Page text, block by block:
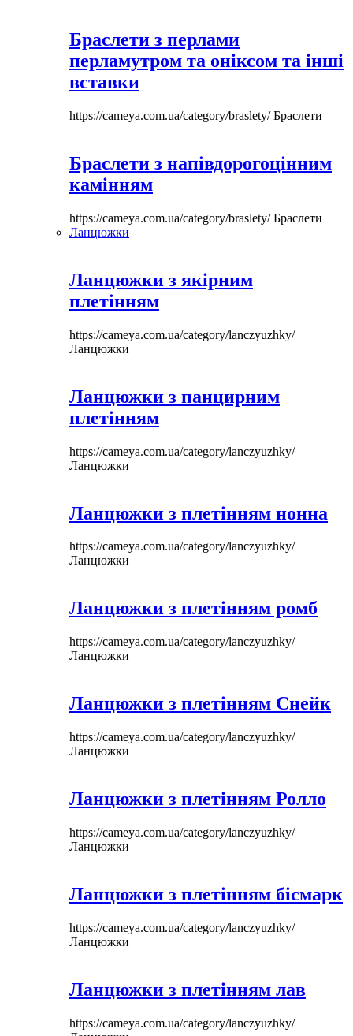
Браслети з перлами
перламутром та оніксом та інші
вставки
https://cameya.com.ua/category/braslety/Браслети
Браслети з напівдорогоцінним
камінням
https://cameya.com.ua/category/braslety/Браслети
Ланцюжки
Ланцюжки з якірним
плетінням
https://cameya.com.ua/category/lanczyuzhky/
Ланцюжки
Ланцюжки з панцирним
плетінням
https://cameya.com.ua/category/lanczyuzhky/
Ланцюжки
Ланцюжки з плетінням нонна
https://cameya.com.ua/category/lanczyuzhky/
Ланцюжки
Ланцюжки з плетінням ромб
https://cameya.com.ua/category/lanczyuzhky/
Ланцюжки
Ланцюжки з плетінням Снейк
https://cameya.com.ua/category/lanczyuzhky/
Ланцюжки
Ланцюжки з плетінням Ролло
https://cameya.com.ua/category/lanczyuzhky/
Ланцюжки
Ланцюжки з плетінням бісмарк
https://cameya.com.ua/category/lanczyuzhky/
Ланцюжки
Ланцюжки з плетінням лав
https://cameya.com.ua/category/lanczyuzhky/